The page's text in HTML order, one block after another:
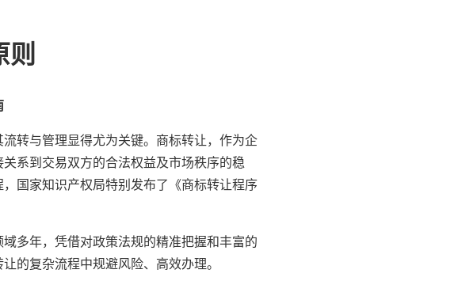
则
转与管理显得尤为关键。商标转让，作为企
系到交易双方的合法权益及市场秩序的稳
国家知识产权局特别发布了《商标转让程序
多年，凭借对政策法规的精准把握和丰富的
的复杂流程中规避风险、高效办理。